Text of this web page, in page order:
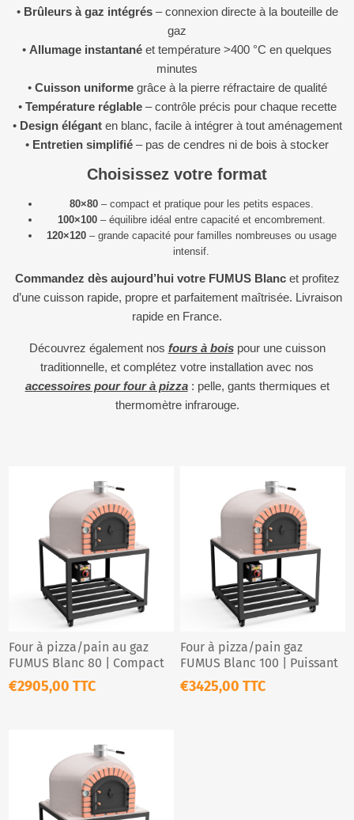
• Brûleurs à gaz intégrés– connexion directe à la bouteille de
gaz
• Allumage instantané et température >400 °C en quelques
minutes
• Cuisson uniformegrâce à la pierre réfractaire de qualité
• Température réglable– contrôle précis pour chaque recette
• Design éléganten blanc, facile à intégrer à tout aménagement
• Entretien simplifié – pas de cendres ni de bois à stocker
Choisissez votre format
80×80– compact et pratique pour les petits espaces.
100×100– équilibre idéal entre capacité et encombrement.
120×120– grande capacité pour familles nombreuses ou usage
intensif.
Commandez dès aujourd’hui votre FUMUS Blancet profitez
d’une cuisson rapide, propre et parfaitement maîtrisée. Livraison
rapide en France.
Découvrez également nos fours à boispour une cuisson
traditionnelle, et complétez votre installation avec nos
accessoires pour four à pizza: pelle, gants thermiques et
thermomètre infrarouge.
Four à pizza/pain au gaz
FUMUS Blanc 80 | Compact
& élégant
€2905,00 TTC
Four à pizza/pain gaz
FUMUS Blanc 100 | Puissant
& polyvalent
€3425,00 TTC